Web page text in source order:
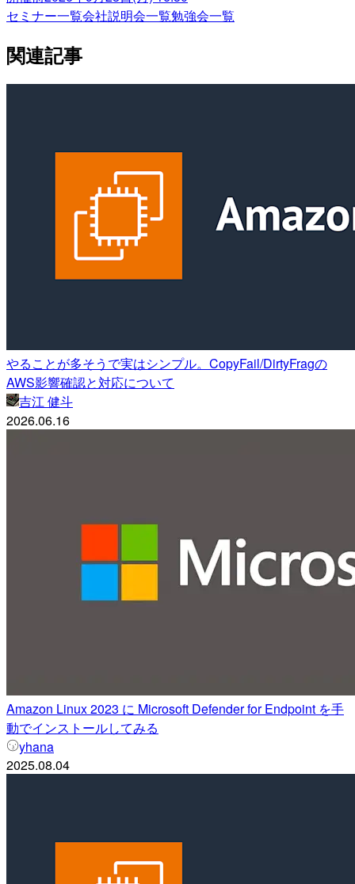
セミナー一覧会社説明会一覧勉強会一覧
関連記事
やることが多そうで実はシンプル。CopyFail/DirtyFragの
AWS影響確認と対応について
吉江 健斗
2026.06.16
Amazon Linux 2023 に Microsoft Defender for Endpoint を手
動でインストールしてみる
yhana
2025.08.04